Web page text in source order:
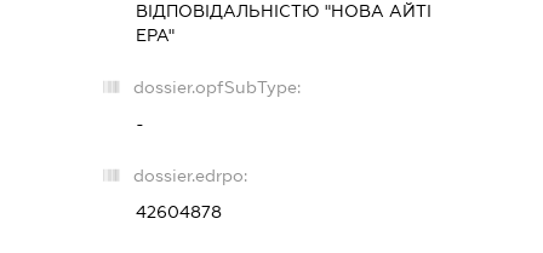
ВІДПОВІДАЛЬНІСТЮ "НОВА АЙТІ
ЕРА"
dossier.opfSubType:
-
dossier.edrpo:
42604878